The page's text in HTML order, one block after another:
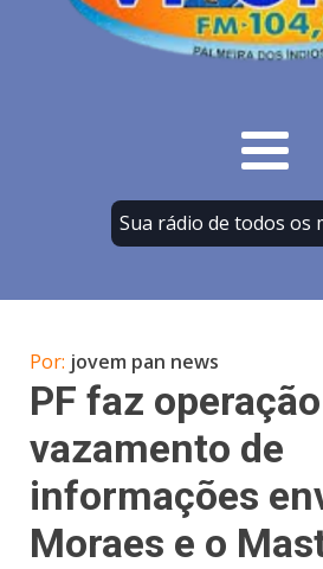
Sua rádio de todos os
Por: jovem pan news
PF faz
vazamento de
informações
Moraes e o